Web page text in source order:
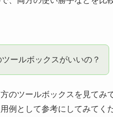
ールボックスがいいの？
のツールボックスを見てみて
例として参考にしてみてく